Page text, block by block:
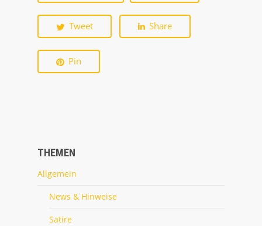
Tweet Share
Pin
THEMEN
Allgemein
News & Hinweise
Satire